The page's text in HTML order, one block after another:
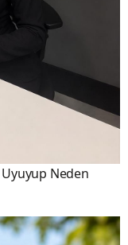
Uyuyup Neden